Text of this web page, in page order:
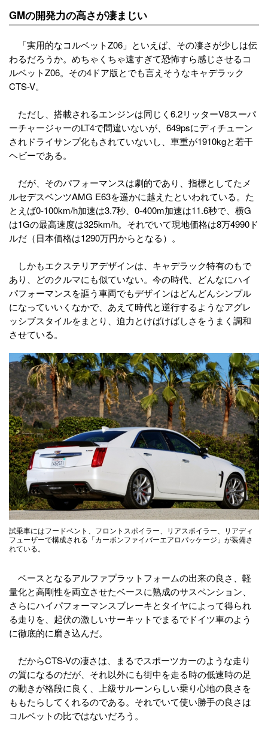
GMの開発力の高さが凄まじい
「実用的なコルベットZ06」といえば、その凄さが少しは伝
わるだろうか。めちゃくちゃ速すぎて恐怖すら感じさせるコ
ルベットZ06。その4ドア版とでも言えそうなキャデラック
CTS-V。
ただし、搭載されるエンジンは同じく6.2リッターV8スーパ
ーチャージャーのLT4で間違いないが、649psにディチューン
されドライサンプ化もされていないし、車重が1910kgと若干
ヘビーである。
だが、そのパフォーマンスは劇的であり、指標としてたメ
ルセデスベンツAMG E63を遥かに越えたといわれている。た
とえば0-100km/h加速は3.7秒、0-400m加速は11.6秒で、横G
は1Gの最高速度は325km/h。それでいて現地価格は8万4990ド
ルだ（日本価格は1290万円からとなる）。
しかもエクステリアデザインは、キャデラック特有のもで
あり、どのクルマにも似ていない。今の時代、どんなにハイ
パフォーマンスを謳う車両でもデザインはどんどんシンプル
になっていいくなかで、あえて時代と逆行するようなアグレ
ッシブスタイルをまとり、迫力とけばけばしさをうまく調和
させている。
試乗車にはフードベント、フロントスポイラー、リアスポイラー、リアディ
フューザーで構成される「カーボンファイバーエアロパッケージ」が装備さ
れている。
ベースとなるアルファプラットフォームの出来の良さ、軽
量化と高剛性を両立させたベースに熟成のサスペンション、
さらにハイパフォーマンスブレーキとタイヤによって得られ
る走りを、起伏の激しいサーキットでまるでドイツ車のよう
に徹底的に磨き込んだ。
だからCTS-Vの凄さは、まるでスポーツカーのような走り
の質になるのだが、それ以外にも街中を走る時の低速時の足
の動きが格段に良く、上級サルーンらしい乗り心地の良さを
ももたらしてくれるのである。それでいて使い勝手の良さは
コルベットの比ではないだろう。